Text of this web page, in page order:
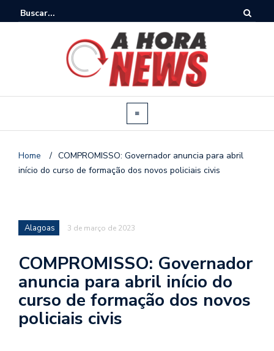
Home / COMPROMISSO: Governador anuncia para abril
início do curso de formação dos novos policiais civis
Alagoas 3 de março de 2023
COMPROMISSO: Governador
anuncia para abril início do
curso de formação dos novos
policiais civis